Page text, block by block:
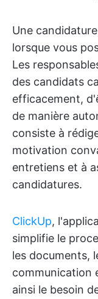
Une
lorsque vous
Les
des candidats
efficacement,
de manière
consiste à
motivation
entretiens et à
candidatures.
ClickUp,
simplifie le
les documents,
communication
ainsi le besoin